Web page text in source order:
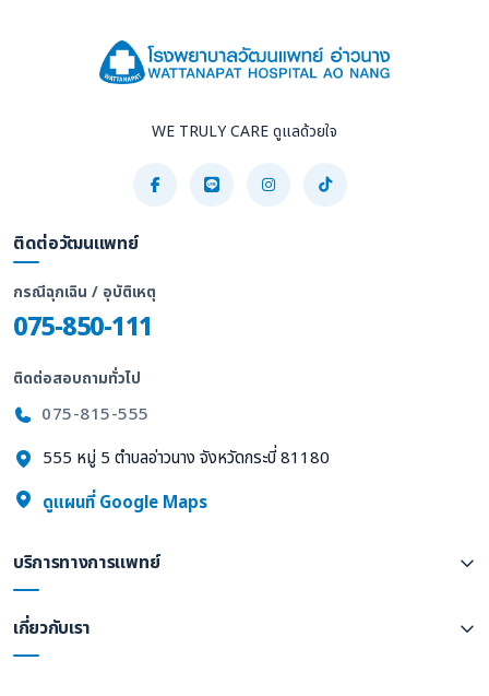
WE TRULY CARE ดูแลด้วยใจ
ติดต่อวัฒนแพทย์
กรณีฉุกเฉิน / อุบัติเหตุ
075-850-111
ติดต่อสอบถามทั่วไป
075-815-555
555 หมู่ 5 ตำบลอ่าวนาง จังหวัดกระบี่ 81180
ดูแผนที่ Google Maps
บริการทางการแพทย์
เกี่ยวกับเรา